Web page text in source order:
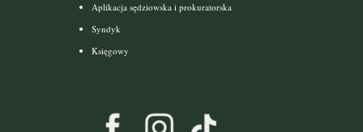
Aplikacja sędziowska i prokuratorska
Syndyk
Księgowy